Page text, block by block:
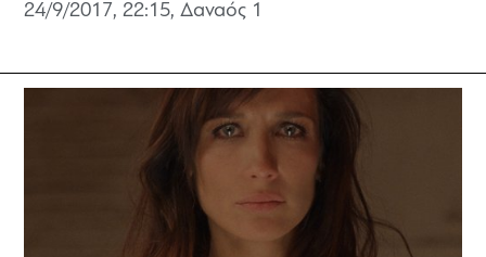
24/9/2017, 22:15, Δαναός 1